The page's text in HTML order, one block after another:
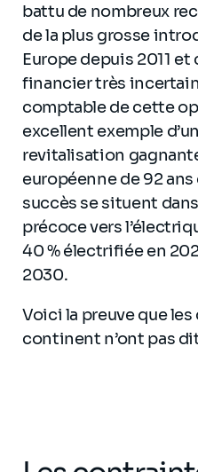
battu de nombreux
de la plus grosse
Europe depuis 2011
financier très
comptable de cette
excellent exemple
revitalisation
européenne de 92 ans
succès se situent
précoce vers
40 % électrifiée en
2030.
Voici la preuve que
continent n’ont pas